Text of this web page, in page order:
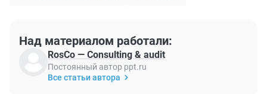
Над материалом работали:
RosCo — Consulting & audit
Постоянный автор ppt.ru
Все статьи автора